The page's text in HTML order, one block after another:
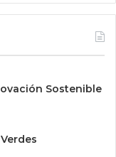
Sostenible